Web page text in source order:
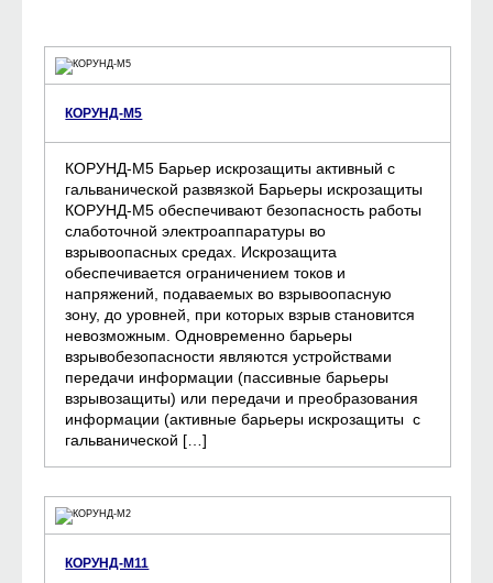
КОРУНД-М5
КОРУНД-М5 Барьер искрозащиты активный с
гальванической развязкой Барьеры искрозащиты
КОРУНД-М5 обеспечивают безопасность работы
слаботочной электроаппаратуры во
взрывоопасных средах. Искрозащита
обеспечивается ограничением токов и
напряжений, подаваемых во взрывоопасную
зону, до уровней, при которых взрыв становится
невозможным. Одновременно барьеры
взрывобезопасности являются устройствами
передачи информации (пассивные барьеры
взрывозащиты) или передачи и преобразования
информации (активные барьеры искрозащиты с
гальванической […]
КОРУНД-М11